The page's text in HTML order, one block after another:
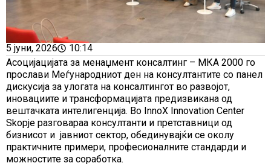
5 јуни, 2026
10:14
Асоцијацијата за менаџмент консалтинг – МКА 2000 го
прослави Меѓународниот ден на консултантите со панел
дискусија за улогата на консалтингот во развојот,
иновациите и трансформацијата предизвикана од
вештачката интелигенција. Во InnoX Innovation Center
Skopje разговараа консултанти и претставници од
бизнисот и јавниот сектор, обединувајќи се околу
практичните примери, професионалните стандарди и
можностите за соработка.